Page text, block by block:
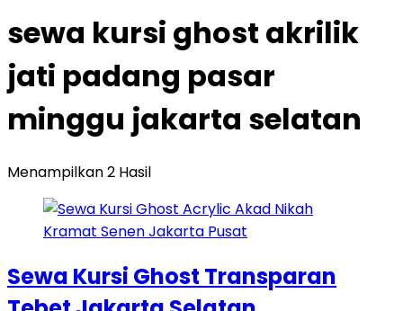
sewa kursi ghost akrilik
jati padang pasar
minggu jakarta selatan
Menampilkan 2 Hasil
Sewa Kursi Ghost Transparan